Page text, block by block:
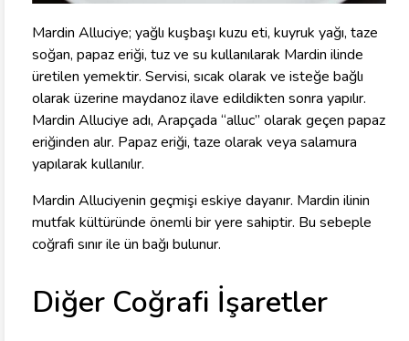
Mardin Alluciye; yağlı kuşbaşı kuzu eti, kuyruk yağı, taze
soğan, papaz eriği, tuz ve su kullanılarak Mardin ilinde
üretilen yemektir. Servisi, sıcak olarak ve isteğe bağlı
olarak üzerine maydanoz ilave edildikten sonra yapılır.
Mardin Alluciye adı, Arapçada “alluc” olarak geçen papaz
eriğinden alır. Papaz eriği, taze olarak veya salamura
yapılarak kullanılır.
Mardin Alluciyenin geçmişi eskiye dayanır. Mardin ilinin
mutfak kültüründe önemli bir yere sahiptir. Bu sebeple
coğrafi sınır ile ün bağı bulunur.
Diğer Coğrafi İşaretler